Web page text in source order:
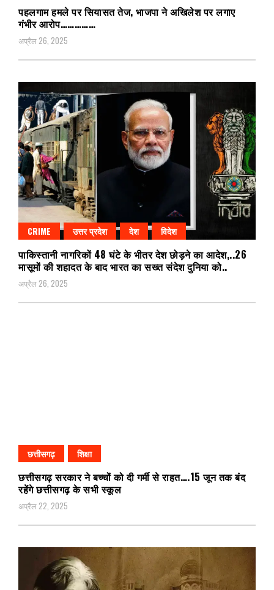
पहलगाम हमले पर सियासत तेज, भाजपा ने अखिलेश पर लगाए
गंभीर आरोप……………
अप्रैल 26, 2025
CRIME उत्तर प्रदेश देश विदेश
पाकिस्तानी नागरिकों 48 घंटे के भीतर देश छोड़ने का आदेश,..26
मासूमों की शहादत के बाद भारत का सख्त संदेश दुनिया को..
अप्रैल 26, 2025
छत्तीसगढ़ शिक्षा
छत्तीसगढ़ सरकार ने बच्चों को दी गर्मी से राहत….15 जून तक बंद
रहेंगे छत्तीसगढ़ के सभी स्कूल
अप्रैल 22, 2025